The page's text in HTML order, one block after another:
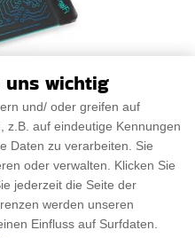
wichtig
und/ oder greifen auf
z.B. auf eindeutige Kennungen
Daten zu verarbeiten. Sie
oder verwalten. Klicken Sie
jederzeit die Seite der
werden unseren
Einfluss auf Surfdaten.